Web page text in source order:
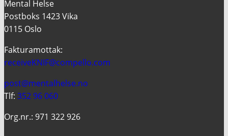
Mental Helse
Postboks 1423 Vika
0115 Oslo
Fakturamottak:
receiveKNIF@compello.com
post@mentalhelse.no
Tlf: 352 96 060
Org.nr.: 971 322 926